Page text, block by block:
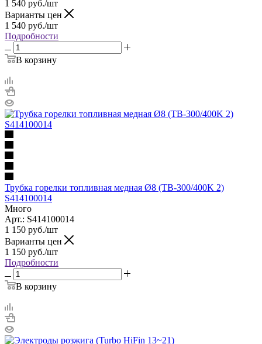
1 540 руб./шт
Варианты цен
1 540 руб./шт
Подробности
В корзину
Трубка горелки топливная медная Ø8 (TB-300/400K 2)
S414100014
Много
Арт.: S414100014
1 150 руб./шт
Варианты цен
1 150 руб./шт
Подробности
В корзину